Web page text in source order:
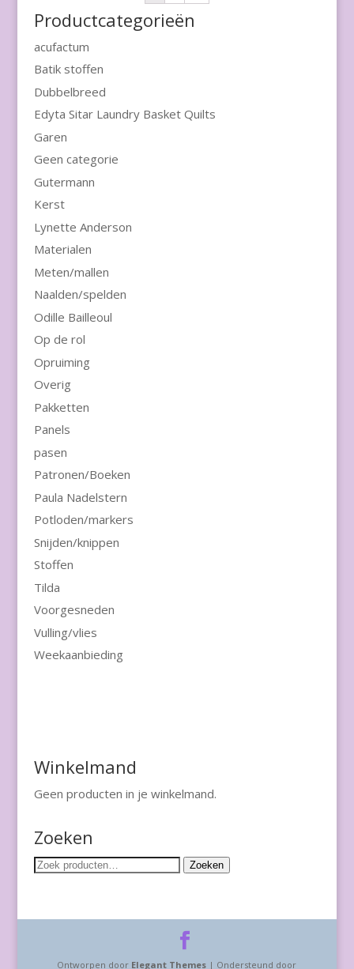
Productcategorieën
acufactum
Batik stoffen
Dubbelbreed
Edyta Sitar Laundry Basket Quilts
Garen
Geen categorie
Gutermann
Kerst
Lynette Anderson
Materialen
Meten/mallen
Naalden/spelden
Odille Bailleoul
Op de rol
Opruiming
Overig
Pakketten
Panels
pasen
Patronen/Boeken
Paula Nadelstern
Potloden/markers
Snijden/knippen
Stoffen
Tilda
Voorgesneden
Vulling/vlies
Weekaanbieding
Winkelmand
Geen producten in je winkelmand.
Zoeken
Zoeken
Zoeken
Ontworpen door Elegant Themes | Ondersteund door